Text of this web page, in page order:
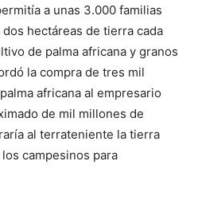
a unas 3.000 familias
hectáreas de tierra cada
de palma africana y granos
la compra de tres mil
africana al empresario
de mil millones de
al terrateniente la tierra
campesinos para